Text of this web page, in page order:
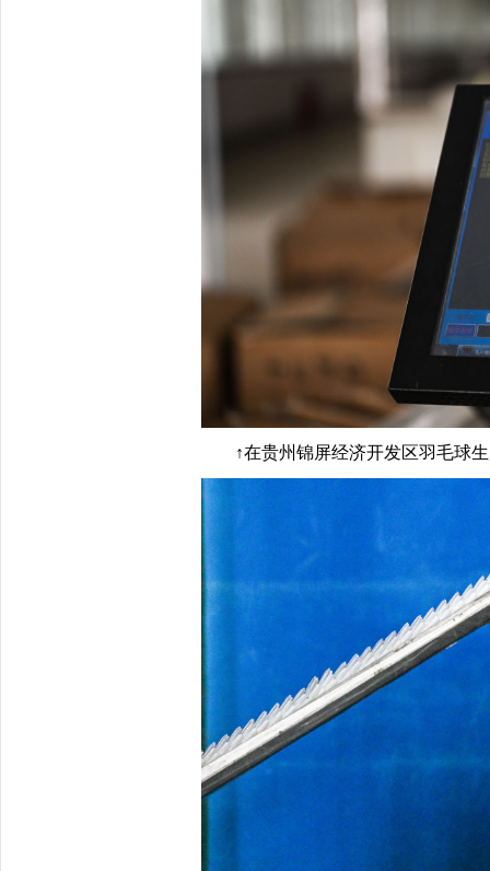
↑在贵州锦屏经济开发区羽毛球生